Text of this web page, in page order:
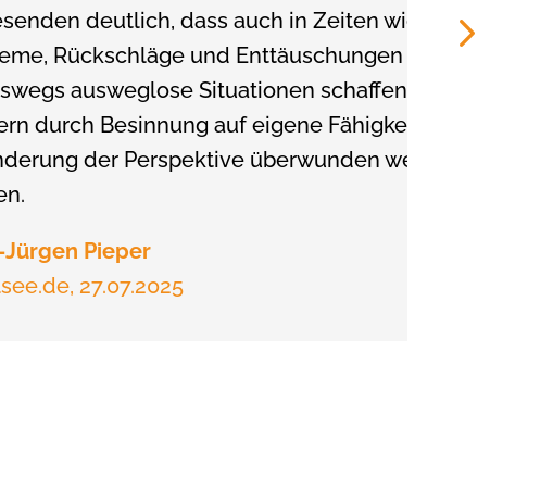
deutlich, dass auch in Zeiten wie diesen,
Rückschläge und Enttäuschungen
ausweglose Situationen schaffen müssen,
durch Besinnung auf eigene Fähigkeiten und
der Perspektive überwunden werden
Jürgen Pieper
27.07.2025